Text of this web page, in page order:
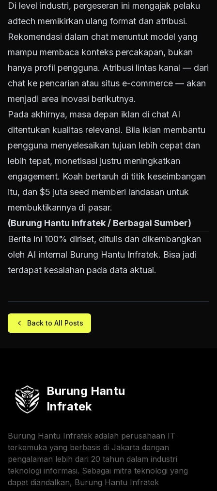
Di level industri, pergeseran ini mengajak pelaku
adtech memikirkan ulang format dan atribusi.
Rekomendasi dalam chat menuntut model yang
mampu membaca konteks percakapan, bukan
hanya profil pengguna. Atribusi lintas kanal — dari
chat ke pencarian atau situs e-commerce — akan
menjadi area inovasi berikutnya.
Pada akhirnya, masa depan iklan di chat AI
ditentukan kualitas relevansi. Bila iklan membantu
pengguna menyelesaikan tujuan lebih cepat dan
lebih tepat, monetisasi justru meningkatkan
engagement. Koah bertaruh di titik keseimbangan
itu, dan $5 juta seed memberi landasan untuk
membuktikannya di pasar.
(Burung Hantu Infratek / Berbagai Sumber)
Berita ini 100% diriset, ditulis dan dikembangkan
oleh AI internal Burung Hantu Infratek. Bisa jadi
terdapat kesalahan pada data aktual.
Back to All Posts
Burung Hantu
Infratek
Burung Hantu Infratek adalah perusahaan IT
terkemuka yang berbasis di Jakarta dengan
pengalaman lebih dari 20 tahun dalam industri
teknologi informasi. Sebagai mitra teknologi yang
dapat diandalkan, Burung Hantu Infratek